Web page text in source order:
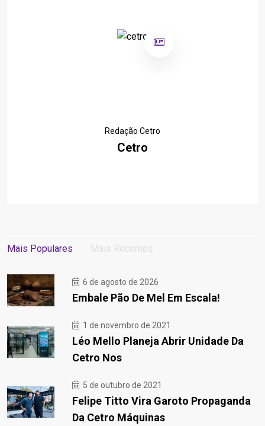
Redação Cetro
Cetro
Mais Populares Mais Recentes
6 de agosto de 2026
Embale Pão De Mel Em Escala!
1 de novembro de 2021
Léo Mello Planeja Abrir Unidade Da
Cetro Nos
5 de outubro de 2021
Felipe Titto Vira Garoto Propaganda
Da Cetro Máquinas